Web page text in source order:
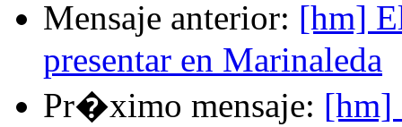
Mensaje anterior: [hm]
presentar en Marinaleda
Pr�ximo mensaje: [hm]